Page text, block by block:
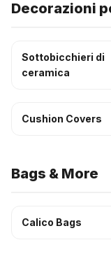
Decorazioni
Sottobicchieri di
ceramica
Cushion Covers
Bags & More
Calico Bags